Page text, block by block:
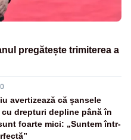
pregătește trimiterea a
avertizează că șansele
drepturi depline până în
foarte mici: „Suntem într-